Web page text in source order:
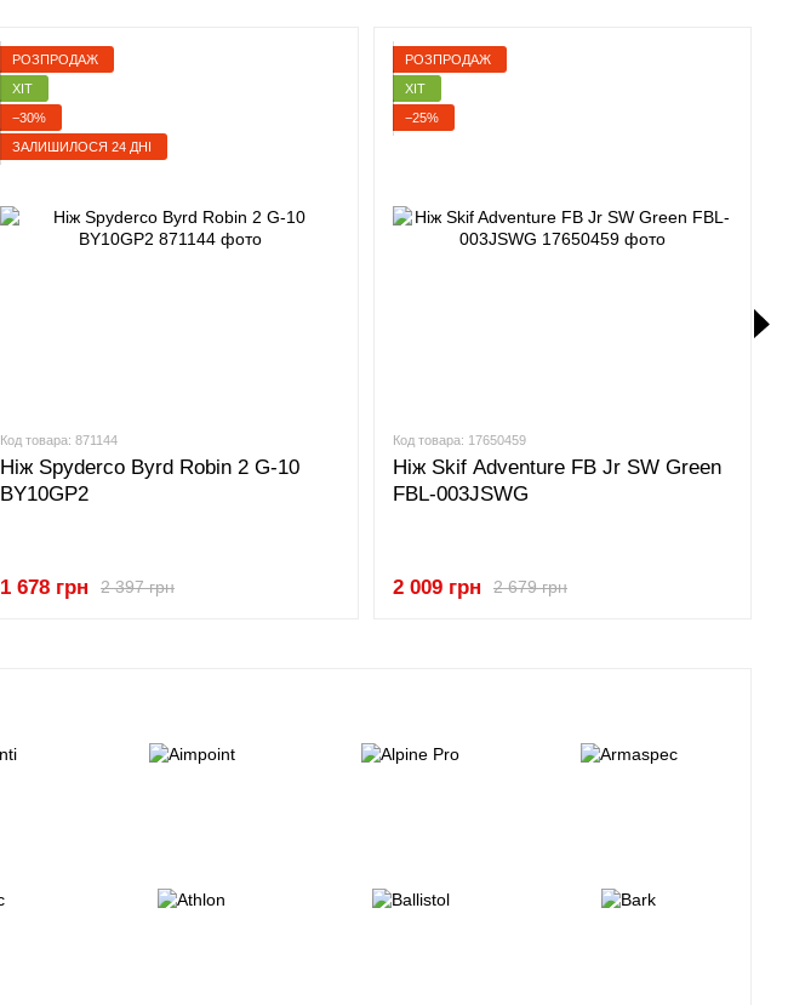
РОЗПРОДАЖ
ХІТ
−30%
ЗАЛИШИЛОСЯ 24 ДНІ
Код товара: 871144
Ніж Spyderco Byrd Robin 2 G-10
BY10GP2
2 397 грн
1 678 грн
РОЗПРОДАЖ
ХІТ
−25%
Код товара: 17650459
Ніж Skif Adventure FB Jr SW Green
FBL-003JSWG
2 679 грн
2 009 грн